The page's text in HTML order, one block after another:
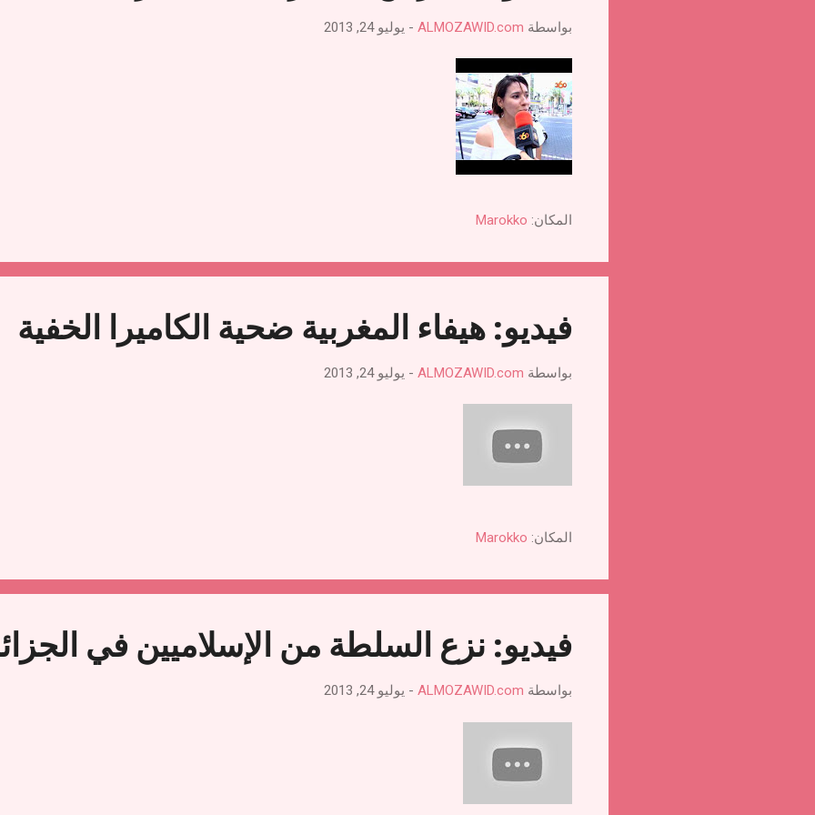
بواسطة ALMOZAWID.com
- يوليو 24, 2013
المكان: Marokko
فيديو: هيفاء المغربية ضحية الكاميرا الخفية
بواسطة ALMOZAWID.com
- يوليو 24, 2013
المكان: Marokko
فيديو: نزع السلطة من الإسلاميين في
بواسطة ALMOZAWID.com
- يوليو 24, 2013